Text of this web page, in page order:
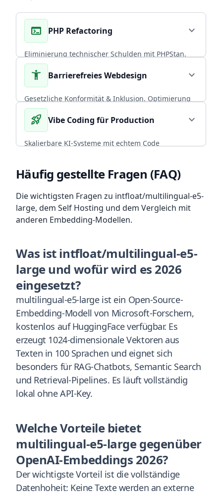
terminal PHP Refactoring expand_more
Eliminierung technischer Schulden mit PHPStan,
Rector PHP und PHPUnit. Über 20 Jahre
Praxiserfahrung in skalierbaren Backends.
CORE EXPERTISE
Diesen Service wählenarrow_forward
accessibility_new Barrierefreies Webdesign expand_more
Gesetzliche Konformität & Inklusion. Optimierung
von Performance und Conversion durch radikal
nutzerzentriertes, universelles Design.
BFSG COMPLIANT
rocket_launch Vibe Coding für Production expand_more
Skalierbare KI-Systeme mit echtem Code
Diesen Service wählenarrow_forward
Häufig gestellte Fragen (FAQ)
Die wichtigsten Fragen zu intfloat/multilingual-e5-
large, dem Self Hosting und dem Vergleich mit
anderen Embedding-Modellen.
Was ist intfloat/multilingual-e5-
large und wofür wird es 2026
eingesetzt?
multilingual-e5-large ist ein Open-Source-
Embedding-Modell von Microsoft-Forschern,
kostenlos auf HuggingFace verfügbar. Es
erzeugt 1024-dimensionale Vektoren aus
Texten in 100 Sprachen und eignet sich
besonders für RAG-Chatbots, Semantic Search
und Retrieval-Pipelines. Es läuft vollständig
lokal ohne API-Key.
Welche Vorteile bietet
multilingual-e5-large gegenüber
OpenAI-Embeddings 2026?
Der wichtigste Vorteil ist die vollständige
Datenhoheit: Keine Texte werden an externe